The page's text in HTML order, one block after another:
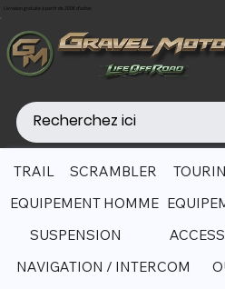
Livraison gratuite à partir de 200€ d'achat
TRAIL SCRAMBLER
EQUIPEMENT HOMME
SUSPENSION
NAVIGATION / INTERCOM